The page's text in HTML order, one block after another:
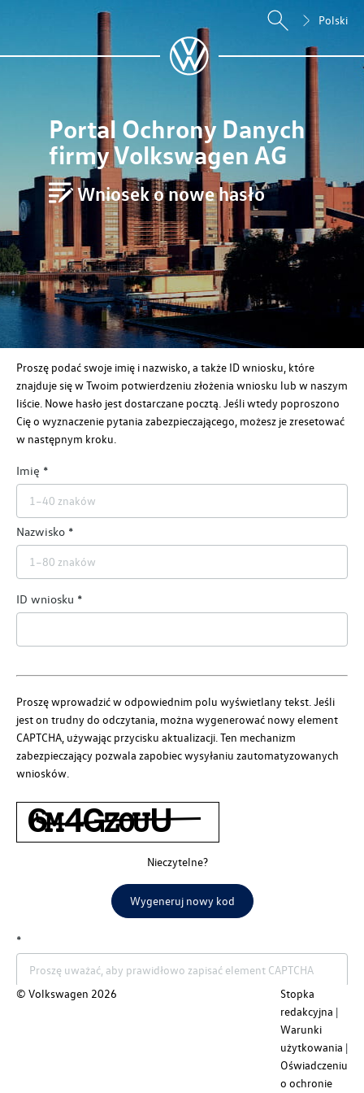
Polski
Portal Ochrony Danych
firmy Volkswagen AG
Wniosek o nowe hasło
Proszę podać swoje imię i nazwisko, a także ID wniosku, które
znajduje się w Twoim potwierdzeniu złożenia wniosku lub w naszym
liście. Nowe hasło jest dostarczane pocztą. Jeśli wtedy poproszono
Cię o wyznaczenie pytania zabezpieczającego, możesz je zresetować
w następnym kroku.
Imię
Nazwisko
ID wniosku
Proszę wprowadzić w odpowiednim polu wyświetlany tekst. Jeśli
jest on trudny do odczytania, można wygenerować nowy element
CAPTCHA, używając przycisku aktualizacji. Ten mechanizm
zabezpieczający pozwala zapobiec wysyłaniu zautomatyzowanych
wniosków.
Nieczytelne?
Wygeneruj nowy kod
© Volkswagen 2026
Stopka
redakcyjna
Warunki
użytkowania
Oświadczeniu
o ochronie